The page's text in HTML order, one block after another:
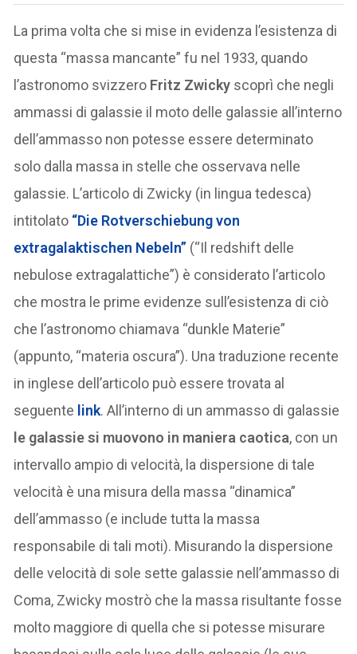
La prima volta che si mise in evidenza l’esistenza di
questa “massa mancante” fu nel 1933, quando
l’astronomo svizzero Fritz Zwicky scoprì che negli
ammassi di galassie il moto delle galassie all’interno
dell’ammasso non potesse essere determinato
solo dalla massa in stelle che osservava nelle
galassie. L’articolo di Zwicky (in lingua tedesca)
intitolato “Die Rotverschiebung von
extragalaktischen Nebeln” (“Il redshift delle
nebulose extragalattiche”) è considerato l’articolo
che mostra le prime evidenze sull’esistenza di ciò
che l’astronomo chiamava “dunkle Materie”
(appunto, “materia oscura”). Una traduzione recente
in inglese dell’articolo può essere trovata al
seguente link. All’interno di un ammasso di galassie
le galassie si muovono in maniera caotica, con un
intervallo ampio di velocità, la dispersione di tale
velocità è una misura della massa “dinamica”
dell’ammasso (e include tutta la massa
responsabile di tali moti). Misurando la dispersione
delle velocità di sole sette galassie nell’ammasso di
Coma, Zwicky mostrò che la massa risultante fosse
molto maggiore di quella che si potesse misurare